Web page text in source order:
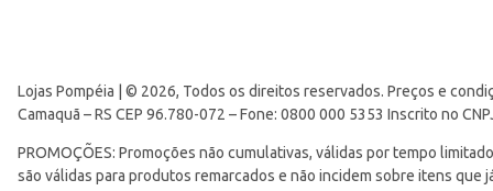
Lojas Pompéia | © 2026, Todos os direitos reservados. Preços e
Camaquã – RS CEP 96.780-072 – Fone: 0800 000 5353 Inscrito no
PROMOÇÕES: Promoções não cumulativas, válidas por tempo
são válidas para produtos remarcados e não incidem sobre itens